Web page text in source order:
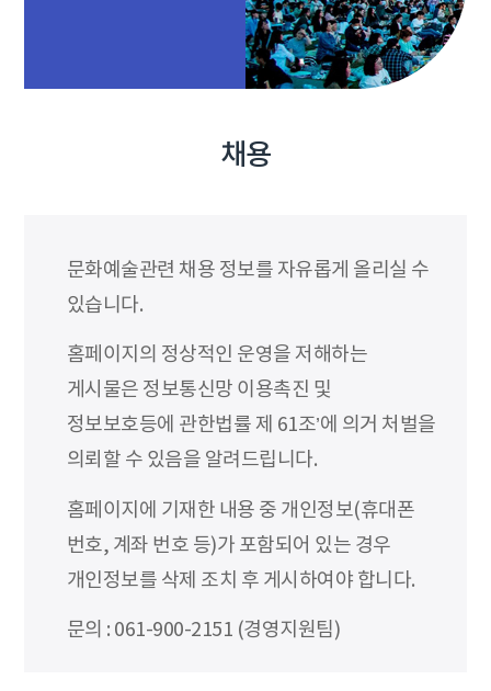
채용
문화예술관련 채용 정보를 자유롭게 올리실 수
있습니다.
홈페이지의 정상적인 운영을 저해하는
게시물은 정보통신망 이용촉진 및
정보보호등에 관한법률 제 61조’에 의거 처벌을
의뢰할 수 있음을 알려드립니다.
홈페이지에 기재한 내용 중 개인정보(휴대폰
번호, 계좌 번호 등)가 포함되어 있는 경우
개인정보를 삭제 조치 후 게시하여야 합니다.
문의 : 061-900-2151 (경영지원팀)